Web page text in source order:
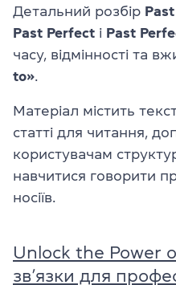
Детальний розбір
Past Perfect і Past
часу, відмінності та
to».
Матеріал містить
статті для читання,
користувачам
навчитися говорити
носіїв.
Unlock the Power
зв’язки для